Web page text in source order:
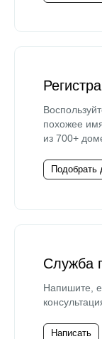
похожее
из 700+
Подобрать
Служба
Напишите,
Написать